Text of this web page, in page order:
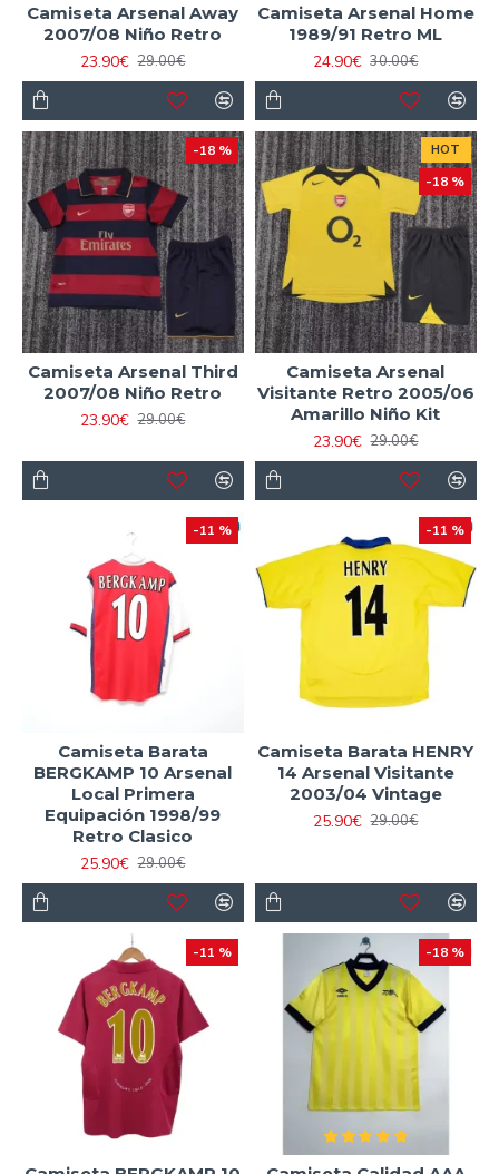
Camiseta Arsenal Away
2007/08 Niño Retro
23.90€ 29.00€
Camiseta Arsenal Home
1989/91 Retro ML
24.90€ 30.00€
-18 %
Camiseta Arsenal Third
2007/08 Niño Retro
23.90€ 29.00€
HOT
-18 %
Camiseta Arsenal
Visitante Retro 2005/06
Amarillo Niño Kit
23.90€ 29.00€
-11 %
Camiseta Barata
BERGKAMP 10 Arsenal
Local Primera
Equipación 1998/99
Retro Clasico
25.90€ 29.00€
-11 %
Camiseta Barata HENRY
14 Arsenal Visitante
2003/04 Vintage
25.90€ 29.00€
-11 % -18 %